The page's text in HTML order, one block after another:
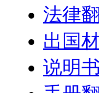
法律
出国
说明